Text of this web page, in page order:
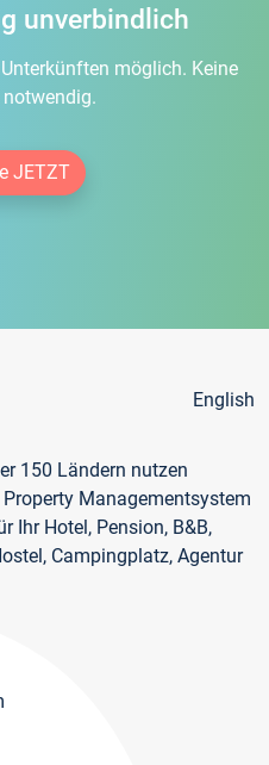
unverbindlich
möglich. Keine
JETZT
English
150 Ländern nutzen
Managementsystem
Ihr Hotel, Pension, B&B,
Campingplatz, Agentur